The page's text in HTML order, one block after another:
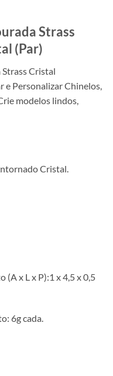
Strass
(Par)
Cristal
Personalizar Chinelos,
modelos lindos,
Cristal.
x L x P):1 x 4,5 x 0,5
6g cada.